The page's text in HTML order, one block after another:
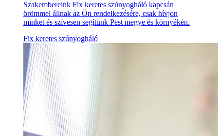
Szakembereink Fix keretes szúnyogháló kapcsán
örömmel állnak az Ön rendelkezésére, csak hívjon
minket és szívesen segítünk Pest megye és környékén.
Fix keretes szúnyogháló